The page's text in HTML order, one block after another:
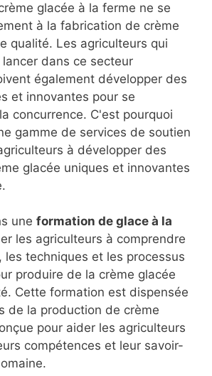
glacée à la ferme ne se
à la fabrication de crème
qualité. Les agriculteurs qui
dans ce secteur
également développer des
et innovantes pour se
concurrence. C'est pourquoi
gamme de services de soutien
à développer des
glacée uniques et innovantes
une formation de glace à la
les agriculteurs à comprendre
les techniques et les processus
produire de la crème glacée
Cette formation est dispensée
de la production de crème
pour aider les agriculteurs
compétences et leur savoir-